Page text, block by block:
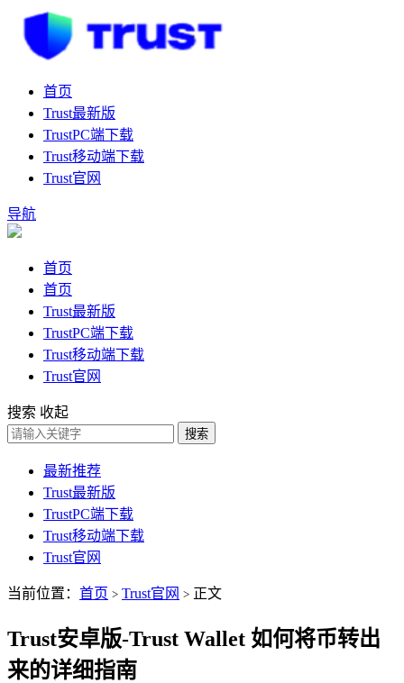
首页
Trust最新版
TrustPC端下载
Trust移动端下载
Trust官网
导航
首页
首页
Trust最新版
TrustPC端下载
Trust移动端下载
Trust官网
搜索 收起
搜索
最新推荐
Trust最新版
TrustPC端下载
Trust移动端下载
Trust官网
当前位置： 首页 > Trust官网 > 正文
Trust安卓版-Trust Wallet 如何将币转出
来的详细指南